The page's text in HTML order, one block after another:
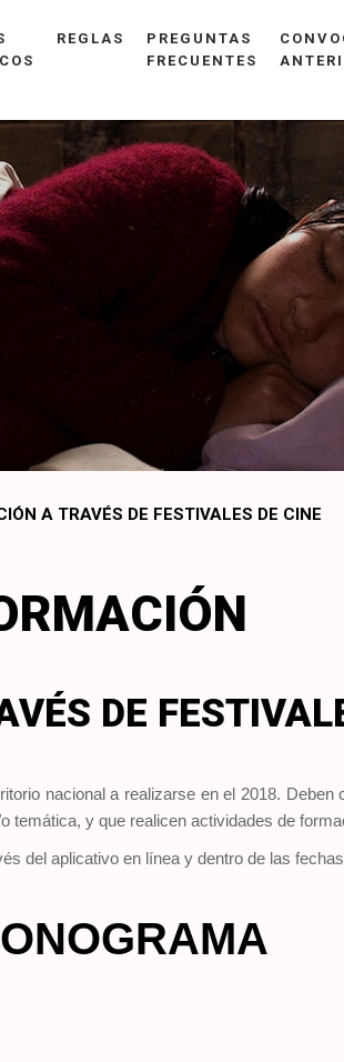
REGLAS
PREGUNTAS
FRECUENTES
A TRAVÉS DE FESTIVALES DE CINE
DE
nacional a realizarse en el 2018.
y que realicen actividades de
del aplicativo en línea y dentro de las